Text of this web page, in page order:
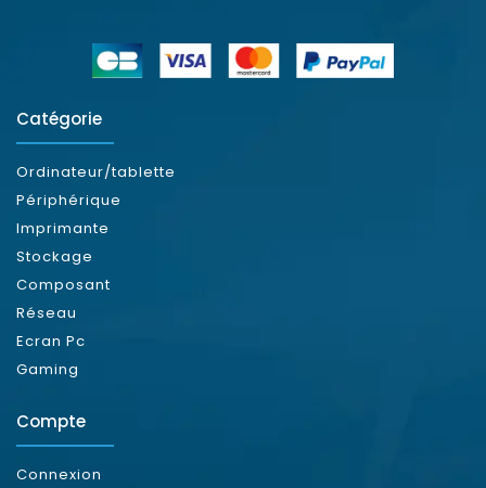
Catégorie
Ordinateur/tablette
Périphérique
Imprimante
Stockage
Composant
Réseau
Ecran Pc
Gaming
Compte
Connexion